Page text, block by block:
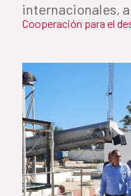
internacionales,
Cooperación para el